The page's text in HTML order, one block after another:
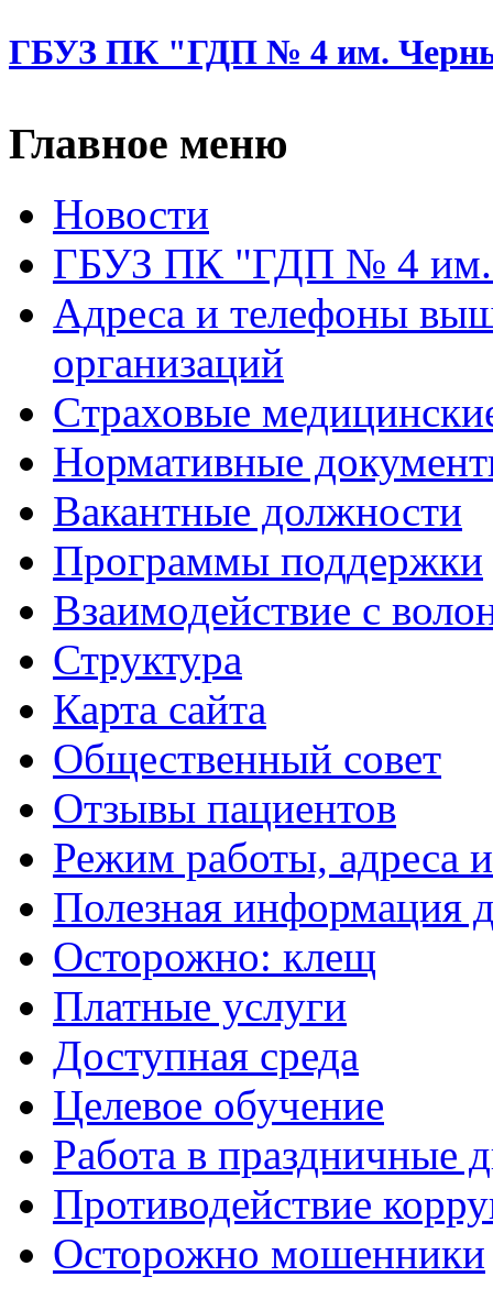
ГБУЗ ПК "ГДП № 4 им.
Главное меню
Новости
ГБУЗ ПК "ГДП № 4
Адреса и телефоны
организаций
Cтраховые
Нормативные
Вакантные должности
Программы поддержки
Взаимодействие с
Структура
Карта сайта
Общественный совет
Отзывы пациентов
Режим работы, адреса
Полезная информация
Осторожно: клещ
Платные услуги
Доступная среда
Целевое обучение
Работа в праздничные
Противодействие
Осторожно мошенники